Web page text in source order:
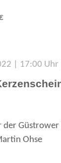
| 17:00
der
Ohse